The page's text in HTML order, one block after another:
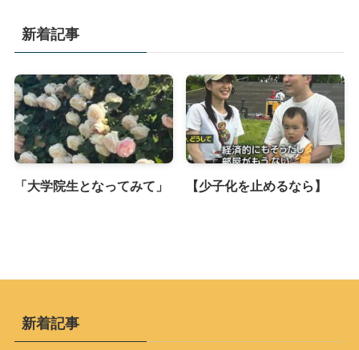
新着記事
「大学院生となってみて」 【少子化を止めるなら】
新着記事